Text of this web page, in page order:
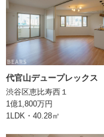
ペット飼育
エレベーター
構造
土地権利
代官山デュープレックス
渋谷区恵比寿西１
1億1,800万円
1LDK・40.28㎡